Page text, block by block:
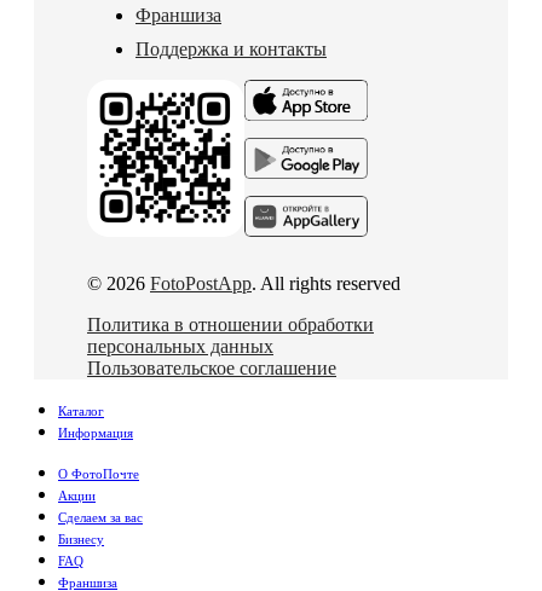
Франшиза
Поддержка и контакты
© 2026 FotoPostApp. All rights reserved
Политика в отношении обработки
персональных данных
Пользовательское соглашение
Каталог
Информация
О ФотоПочте
Акции
Сделаем за вас
Бизнесу
FAQ
Франшиза